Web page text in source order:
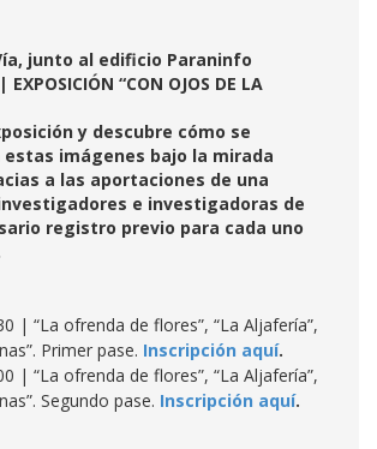
junto al edificio Paraninfo
“CON OJOS DE LA
y descubre cómo se
imágenes bajo la mirada
a las aportaciones de una
e investigadoras de
registro previo para cada uno
| “La ofrenda de flores”, “La Aljafería”,
Primer pase. Inscripción aquí.
| “La ofrenda de flores”, “La Aljafería”,
Segundo pase. Inscripción aquí.